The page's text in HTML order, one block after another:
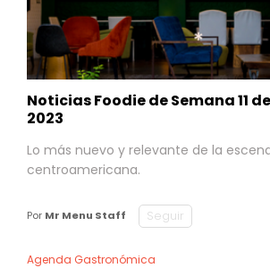
Noticias Foodie de Semana 11
2023
Lo más nuevo y relevante de la
centroamericana.
Por Mr Menu Staff Seguir
Agenda Gastronómica